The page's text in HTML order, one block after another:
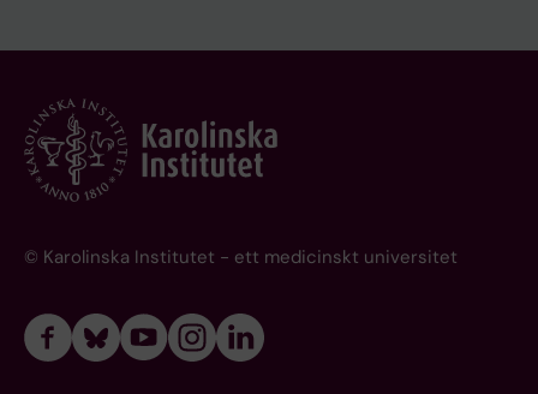
© Karolinska Institutet - ett medicinskt universitet